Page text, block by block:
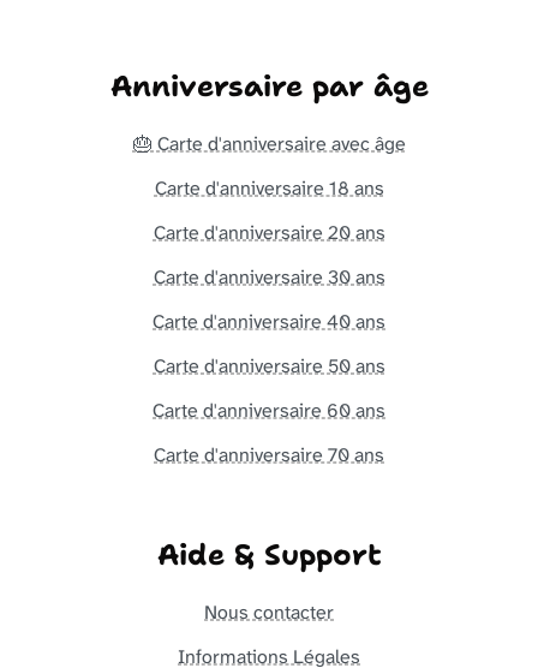
Anniversaire par âge
🎂 Carte d'anniversaire avec âge
Carte d'anniversaire 18 ans
Carte d'anniversaire 20 ans
Carte d'anniversaire 30 ans
Carte d'anniversaire 40 ans
Carte d'anniversaire 50 ans
Carte d'anniversaire 60 ans
Carte d'anniversaire 70 ans
Aide & Support
Nous contacter
Informations Légales